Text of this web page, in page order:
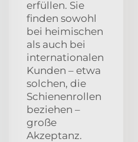
erfüllen. Sie
finden sowohl
bei heimischen
als auch bei
internationalen
Kunden – etwa
solchen, die
Schienenrollen
beziehen –
große
Akzeptanz.